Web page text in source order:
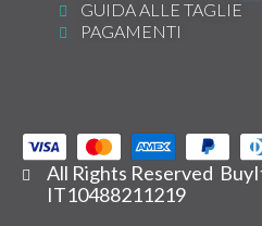
GUIDA ALLE TAGLIE
PAGAMENTI
All Rights Reserved
IT10488211219